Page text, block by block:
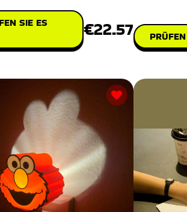
SIE ES
€22.57